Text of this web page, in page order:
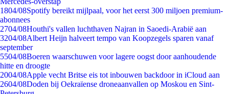
1804/08Spotify bereikt mijlpaal, voor het eerst 300 miljoen premium-
abonnees
2704/08Houthi's vallen luchthaven Najran in Saoedi-Arabië aan
3204/08Albert Heijn halveert tempo van Koopzegels sparen vanaf
september
5504/08Boeren waarschuwen voor lagere oogst door aanhoudende
hitte en droogte
2004/08Apple vecht Britse eis tot inbouwen backdoor in iCloud aan
2604/08Doden bij Oekraïense droneaanvallen op Moskou en Sint-